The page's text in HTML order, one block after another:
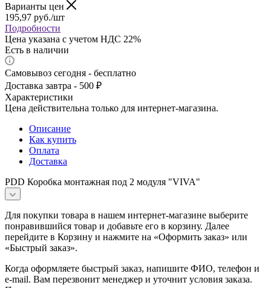
Варианты цен
195,97 руб./шт
Подробности
Цена указана с учетом НДС 22%
Есть в наличии
Самовывоз сегодня - бесплатно
Доставка завтра - 500 ₽
Характеристики
Цена действительна только для интернет-магазина.
Описание
Как купить
Оплата
Доставка
PDD Коробка монтажная под 2 модуля "VIVA"
Для покупки товара в нашем интернет-магазине выберите
понравившийся товар и добавьте его в корзину. Далее
перейдите в Корзину и нажмите на «Оформить заказ» или
«Быстрый заказ».
Когда оформляете быстрый заказ, напишите ФИО, телефон и
e-mail. Вам перезвонит менеджер и уточнит условия заказа.